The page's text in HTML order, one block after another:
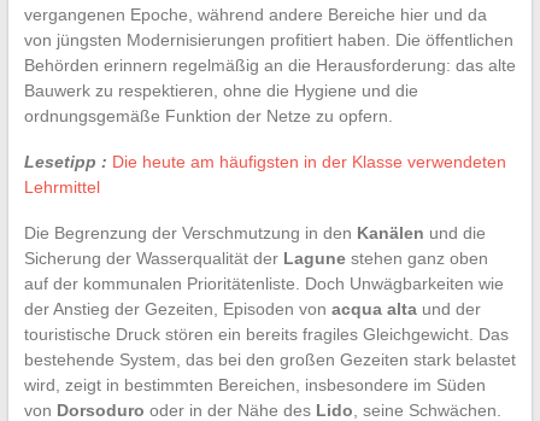
vergangenen Epoche, während andere Bereiche hier und da
von jüngsten Modernisierungen profitiert haben. Die öffentlichen
Behörden erinnern regelmäßig an die Herausforderung: das alte
Bauwerk zu respektieren, ohne die Hygiene und die
ordnungsgemäße Funktion der Netze zu opfern.
Lesetipp : Die heute am häufigsten in der Klasse verwendeten
Lehrmittel
Die Begrenzung der Verschmutzung in den Kanälen und die
Sicherung der Wasserqualität der Lagunestehen ganz oben
auf der kommunalen Prioritätenliste. Doch Unwägbarkeiten wie
der Anstieg der Gezeiten, Episoden von acqua altaund der
touristische Druck stören ein bereits fragiles Gleichgewicht. Das
bestehende System, das bei den großen Gezeiten stark belastet
wird, zeigt in bestimmten Bereichen, insbesondere im Süden
von Dorsoduro oder in der Nähe des Lido , seine Schwächen.